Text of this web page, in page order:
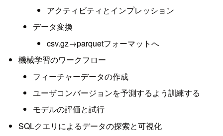
アクティビティとインプレッション
データ変換
csv.gz→parquetフォーマットへ
機械学習のワークフロー
フィーチャーデータの作成
ユーザコンバージョンを予測するよう訓練する
モデルの評価と試行
SQLクエリによるデータの探索と可視化